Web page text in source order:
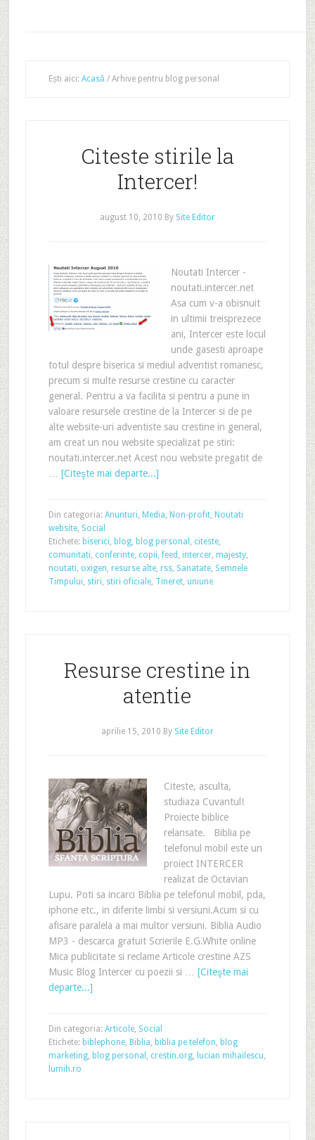
Ești aici: Acasă /Arhive pentru blog personal
Citeste stirile la
Intercer!
august 10, 2010 By Site Editor
Noutati Intercer -
noutati.intercer.net
Asa cum v-a obisnuit
in ultimii treisprezece
ani, Intercer este locul
unde gasesti aproape
totul despre biserica si mediul adventist romanesc,
precum si multe resurse crestine cu caracter
general. Pentru a va facilita si pentru a pune in
valoare resursele crestine de la Intercer si de pe
alte website-uri adventiste sau crestine in general,
am creat un nou website specializat pe stiri:
noutati.intercer.net Acest nou website pregatit de
[Citeşte mai departe...]
Din categoria: Anunturi, Media, Non-profit, Noutati
website, Social
Etichete: biserici, blog, blog personal , citeste,
comunitati, conferinte, copii,feed , intercer, majesty,
noutati, oxigen, resurse alte, rss, Sanatate, Semnele
Timpului, stiri, stiri oficiale, Tineret, uniune
Resurse crestine in
atentie
aprilie 15, 2010 By Site Editor
Citeste, asculta,
studiaza Cuvantul!
Proiecte biblice
relansate. Biblia pe
telefonul mobil este un
proiect INTERCER
realizat de Octavian
Lupu. Poti sa incarci Biblia pe telefonul mobil, pda,
iphone etc., in diferite limbi si versiuni.Acum si cu
afisare paralela a mai multor versiuni. Biblia Audio
MP3 - descarca gratuit Scrierile E.G.White online
Mica publicitate si reclame Articole crestine AZS
Music Blog Intercer cu poezii si … [Citeşte mai
departe...]
Din categoria: Articole, Social
Etichete: biblephone, Biblia, biblia pe telefon, blog
marketing, blog personal , crestin.org, lucian mihailescu,
lumih.ro